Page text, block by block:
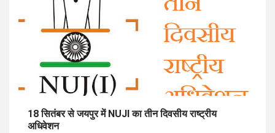
18 सितंबर से जयपुर में NUJI का तीन दिवसीय राष्ट्रीय
अधिवेशन